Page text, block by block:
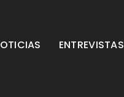
ENTREVISTAS